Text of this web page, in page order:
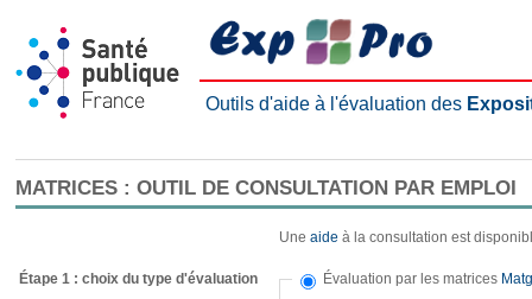
Outils d'aide à l'évaluation des
MATRICES : OUTIL DE CONSULTATION PAR EMPLOI
Une aide à la consultation est
Étape 1 : choix du type d'évaluation Évaluation par les matrices